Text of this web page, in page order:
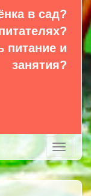
в сад?
питание и
занятия?
Toggle